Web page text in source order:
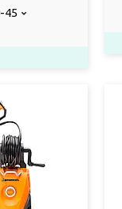
45